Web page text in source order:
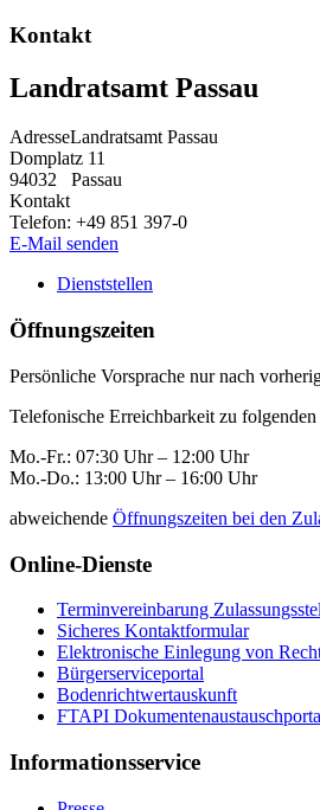
Kontakt
Landratsamt Passau
AdresseLandratsamt Passau
Domplatz 11
94032
Passau
Kontakt
Telefon: +49 851 397-0
E-Mail senden
Dienststellen
Öffnungszeiten
Persönliche Vorsprache nur nach
Telefonische Erreichbarkeit zu
Mo.-Fr.: 07:30 Uhr – 12:00 Uhr
Mo.-Do.: 13:00 Uhr – 16:00 Uhr
abweichende Öffnungszeiten bei den
Online-Dienste
Terminvereinbarung
Sicheres Kontaktformular
Elektronische Einlegung von
Bürgerserviceportal
Bodenrichtwertauskunft
FTAPI
Informationsservice